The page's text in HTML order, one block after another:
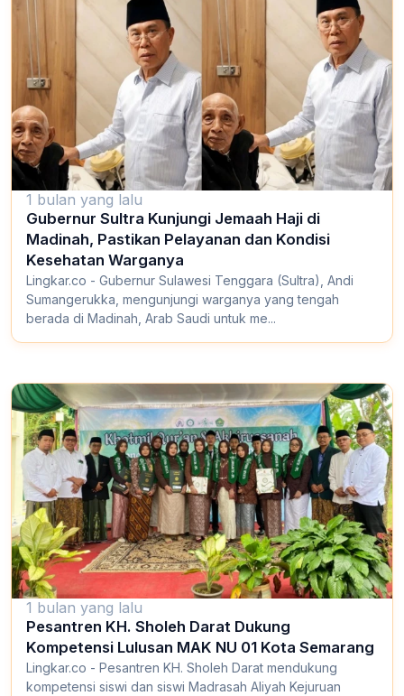
1 bulan yang lalu
Gubernur Sultra Kunjungi Jemaah Haji di
Madinah, Pastikan Pelayanan dan Kondisi
Kesehatan Warganya
Lingkar.co - Gubernur Sulawesi Tenggara (Sultra), Andi
Sumangerukka, mengunjungi warganya yang tengah
berada di Madinah, Arab Saudi untuk me...
1 bulan yang lalu
Pesantren KH. Sholeh Darat Dukung
Kompetensi Lulusan MAK NU 01 Kota Semarang
Lingkar.co - Pesantren KH. Sholeh Darat mendukung
kompetensi siswi dan siswi Madrasah Aliyah Kejuruan